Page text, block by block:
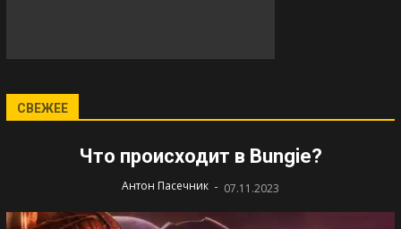
СВЕЖЕЕ
Что происходит в Bungie?
Антон Пасечник - 07.11.2023